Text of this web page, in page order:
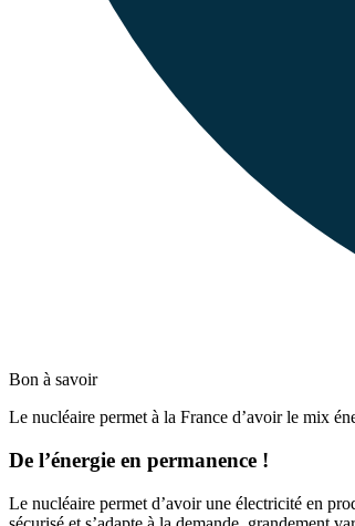
Bon à savoir
Le nucléaire permet à la France d’avoir le mix
De l’énergie en permanence !
Le nucléaire permet d’avoir une électricité en